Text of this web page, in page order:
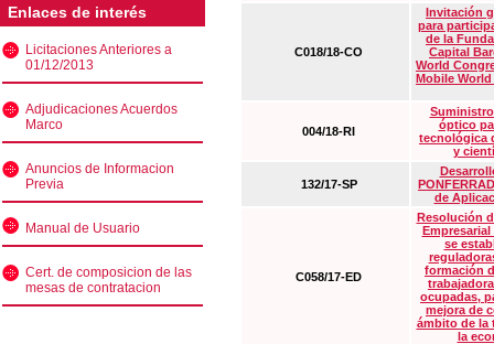
Enlaces de interés
Licitaciones Anteriores a
01/12/2013
Adjudicaciones Acuerdos
Marco
Anuncios de Informacion
Previa
Manual de Usuario
Cert. de composicion de las
mesas de contratacion
C018/18-CO
Invitación
para
de la
Capital
World
Mobile
004/18-RI
óptico
tecnológica
y
132/17-SP
de
C058/17-ED
Resolución
Empresarial
se
formación
ocupadas,
mejora de
ámbito de la
la